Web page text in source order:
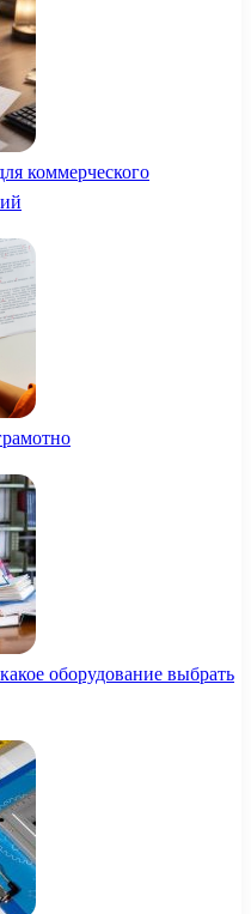
коммерческого
оборудование выбрать